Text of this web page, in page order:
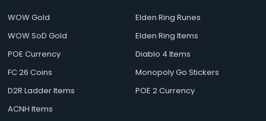
WOW Gold
WOW SoD Gold
POE Currency
FC 26 Coins
D2R Ladder Items
ACNH Items
Elden Ring Runes
Elden Ring Items
Diablo 4 Items
Monopoly Go Stickers
POE 2 Currency